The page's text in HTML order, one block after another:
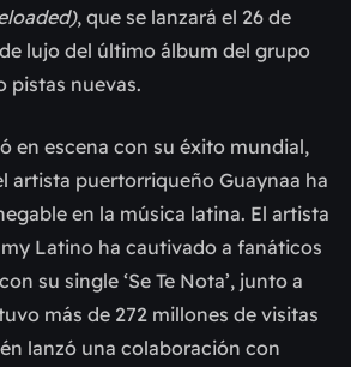
, que se lanzará el 26 de
lujo del último álbum del grupo
pistas nuevas.
en escena con su éxito mundial,
artista puertorriqueño Guaynaa ha
en la música latina. El artista
Latino ha cautivado a fanáticos
su single ‘Se Te Nota’, junto a
más de 272 millones de visitas
lanzó una colaboración con